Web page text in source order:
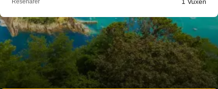
Resenärer